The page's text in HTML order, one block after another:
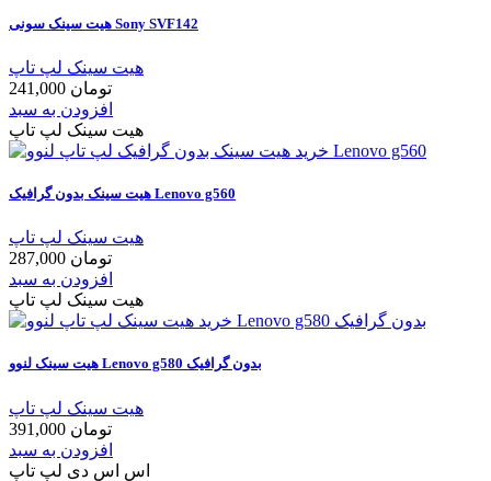
هیت سینک سونی Sony SVF142
هیت سینک لپ تاپ
241,000 تومان
افزودن به سبد
هیت سینک لپ تاپ
هیت سینک بدون گرافیک Lenovo g560
هیت سینک لپ تاپ
287,000 تومان
افزودن به سبد
هیت سینک لپ تاپ
هیت سینک لنوو Lenovo g580 بدون گرافیک
هیت سینک لپ تاپ
391,000 تومان
افزودن به سبد
اس اس دی لپ تاپ